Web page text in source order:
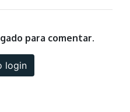
para comentar.
login